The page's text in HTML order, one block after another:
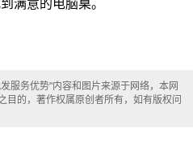
满意的电脑桌。
服务优势"内容和图片来源于网络，本网
目的，著作权属原创者所有，如有版权问